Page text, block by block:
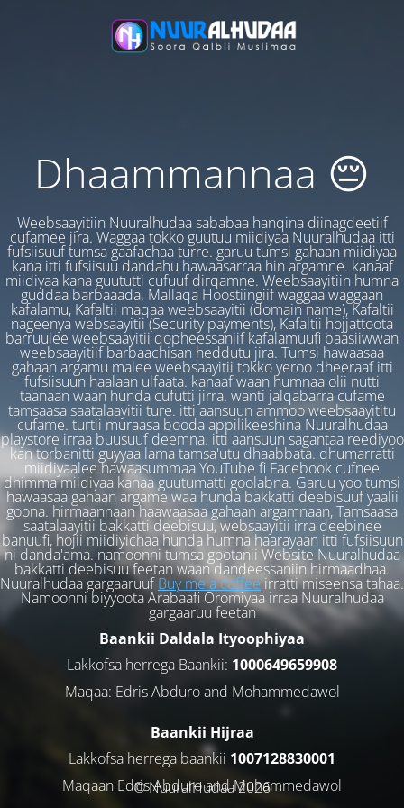
Dhaammannaa 😔
Weebsaayitiin Nuuralhudaa sababaa hanqina diinagdeetiif
cufamee jira. Waggaa tokko guutuu miidiyaa Nuuralhudaa itti
fufsiisuuf tumsa gaafachaa turre. garuu tumsi gahaan miidiyaa
kana itti fufsiisuu dandahu hawaasarraa hin argamne. kanaaf
miidiyaa kana guututti cufuuf dirqamne. Weebsaayitiin humna
guddaa barbaaada. Mallaqa Hoostiingiif waggaa waggaan
kafalamu, Kafaltii maqaa weebsaayitii (domain name), Kafaltii
nageenya websaayitii (Security payments), Kafaltii hojjattoota
barruulee weebsaayitii qopheessaniif kafalamuufi baasiiwwan
weebsaayitiif barbaachisan heddutu jira. Tumsi hawaasaa
gahaan argamu malee weebsaayitii tokko yeroo dheeraaf itti
fufsiisuun haalaan ulfaata. kanaaf waan humnaa olii nutti
taanaan waan hunda cufutti jirra. wanti jalqabarra cufame
tamsaasa saatalaayitii ture. itti aansuun ammoo weebsaayititu
cufame. turtii muraasa booda appilikeeshina Nuuralhudaa
playstore irraa buusuuf deemna. itti aansuun sagantaa reediyoo
kan torbanitti guyyaa lama tamsa'utu dhaabbata. dhumarratti
miidiyaalee hawaasummaa YouTube fi Facebook cufnee
dhimma miidiyaa kanaa guutumatti goolabna. Garuu yoo tumsi
hawaasaa gahaan argame waa hunda bakkatti deebisuuf yaalii
goona. hirmaannaan haawaasaa gahaan argamnaan, Tamsaasa
saatalaayitii bakkatti deebisuu, websaayitii irra deebinee
banuufi, hojii miidiyichaa hunda humna haarayaan itti fufsiisuun
ni danda'ama. namoonni tumsa gootanii Website Nuuralhudaa
bakkatti deebisuu feetan waan dandeessaniin hirmaadhaa.
Nuuralhudaa gargaaruufBuy me a coffeeirratti miseensa tahaa.
Namoonni biyyoota Arabaafi Oromiyaa irraa Nuuralhudaa
gargaaruu feetan
Baankii Daldala Ityoophiyaa
Lakkofsa herrega Baankii: 1000649659908
Maqaa: Edris Abduro and Mohammedawol
Baankii Hijraa
Lakkofsa herrega baankii 1007128830001
Maqaan Edris Abduro and Muhammedawol
© NuuralHudaa 2026